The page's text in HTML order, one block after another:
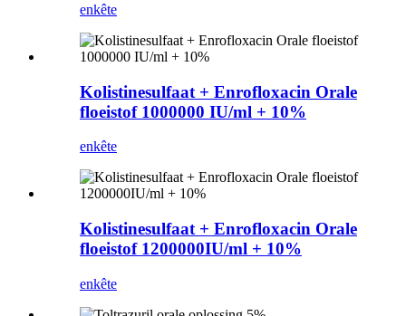
enkête
Kolistinesulfaat + Enrofloxacin Orale
floeistof 1000000 IU/ml + 10%
enkête
Kolistinesulfaat + Enrofloxacin Orale
floeistof 1200000IU/ml + 10%
enkête